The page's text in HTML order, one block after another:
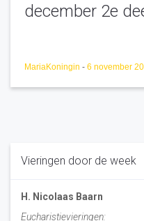
december 2e
MariaKoningin - 6 november
Vieringen door de week
H. Nicolaas Baarn
Eucharistievieringen: